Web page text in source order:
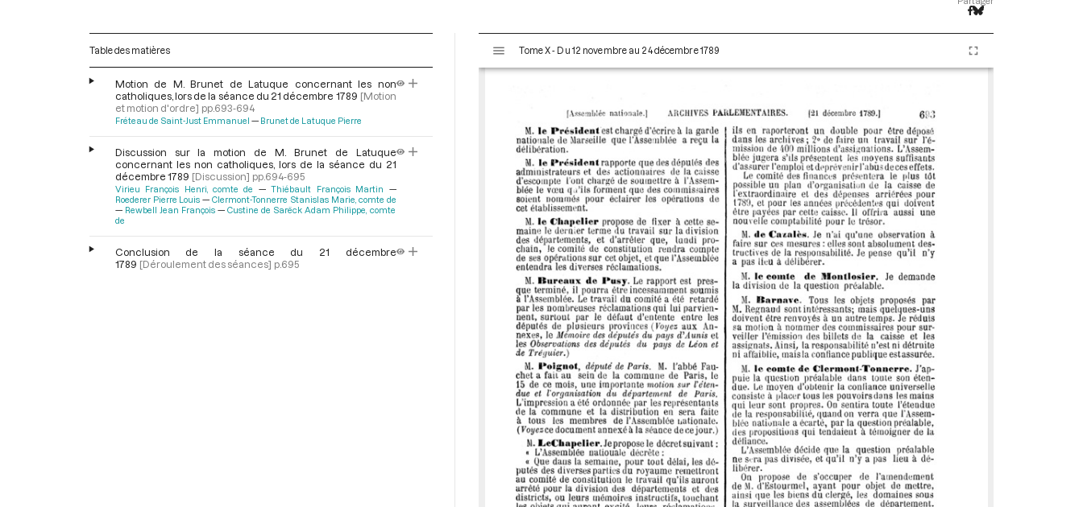
Table des matières
Motion de M. Brunet de Latuque concernant les non
catholiques, lors de la séance du 21 décembre 1789 [Motion
et motion d'ordre] pp.693-694
Fréteau de Saint-Just Emmanuel Brunet de Latuque Pierre
Discussion sur la motion de M. Brunet de Latuque
concernant les non catholiques, lors de la séance du 21
décembre 1789 [Discussion] pp.694-695
Virieu François Henri, comte de
Thiébault François Martin
Roederer Pierre Louis
Clermont-Tonnerre Stanislas Marie, comte de
Rewbell Jean François
Custine de Sarëck Adam Philippe, comte
de
Conclusion de la séance du 21 décembre
1789 [Déroulement des séances] p.695
s
Tome X - Du 12 novembre au 24 décembre 1789